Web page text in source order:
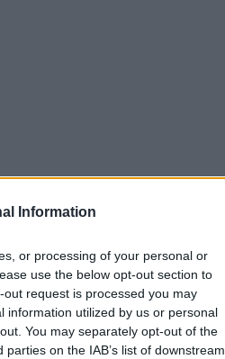
Information
or processing of your personal or
use the below opt-out section to
request is processed you may
information utilized by us or personal
You may separately opt-out of the
on the IAB’s list of downstream